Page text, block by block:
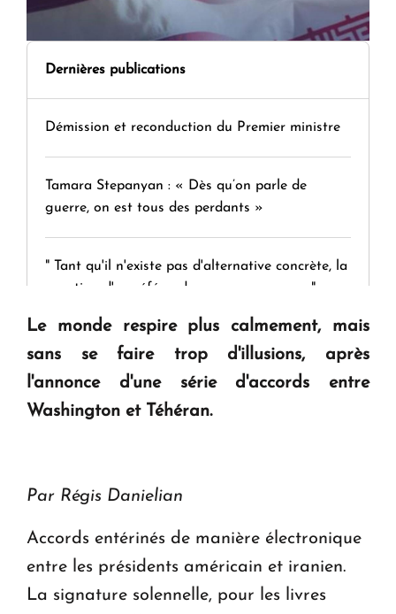
Dernières publications
Démission et reconduction du Premier ministre
Tamara Stepanyan : « Dès qu’on parle de
guerre, on est tous des perdants »
" Tant qu'il n'existe pas d'alternative concrète, la
question d'un référendum ne se pose pas. "
KASA : 30 ans d'audace, de résilience et d'avenir
Le monde respire plus calmement, mais
sans se faire trop d'illusions, après
l'annonce d'une série d'accords entre
Washington et Téhéran.
Par Régis Danielian
Accords entérinés de manière électronique
entre les présidents américain et iranien.
La signature solennelle, pour les livres